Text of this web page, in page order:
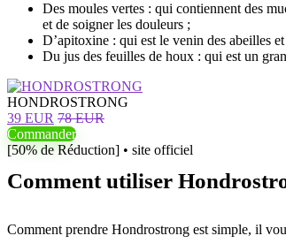
Des moules vertes : qui contiennent des
et de soigner les douleurs ;
D’apitoxine : qui est le venin des abeilles
Du jus des feuilles de houx : qui est un
HONDROSTRONG
39 EUR 78 EUR
Commander
[50% de Réduction] • site officiel
Comment utiliser
Comment prendre Hondrostrong est simple, il